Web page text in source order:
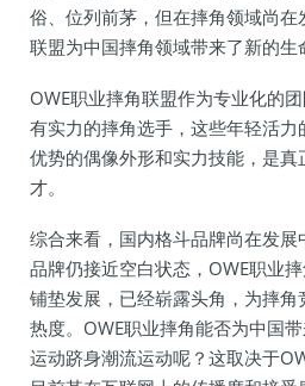
俗、位列前茅，但在摔角领域尚在
联盟为中国摔角领域带来了新的生
OWE职业摔角联盟作为专业化的
有实力的摔角选手，这些年轻活
优势的偶像外形和实力技能，是真
才。
综合来看，国内格斗品牌尚在发
品牌仍接近空白状态，OWE职业
铺垫发展，已经崭露头角，为摔
热度。OWE职业摔角能否为中国
运动跻身潮流运动呢？这取决于